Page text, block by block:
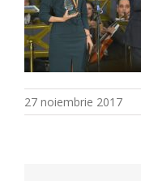
27 noiembrie 2017